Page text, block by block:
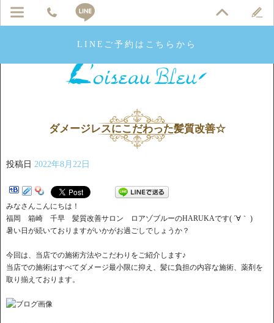
LINEご予約はこちらから
ダメージレスにこだわった髪質改善☆
投稿日 2022年8月22日
みなさんこんにちは！
福岡 箱崎 千早 髪質改善サロン ロアゾブルーのHARUKAです( ´∀｀ )
暑い日が続いておりますがいかがお過ごしでしょうか？
今回は、当店での施術方法やこだわりをご紹介します♪
当店での施術はすべてダメージ最小限に抑え、髪に負担の内容な施術、薬剤を
取り揃えております。